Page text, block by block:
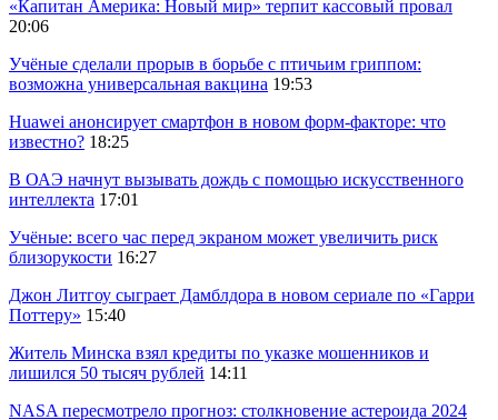
«Капитан Америка: Новый мир» терпит кассовый провал
20:06
Учёные сделали прорыв в борьбе с птичьим гриппом:
возможна универсальная вакцина 19:53
Huawei анонсирует смартфон в новом форм-факторе: что
известно? 18:25
В ОАЭ начнут вызывать дождь с помощью искусственного
интеллекта 17:01
Учёные: всего час перед экраном может увеличить риск
близорукости 16:27
Джон Литгоу сыграет Дамблдора в новом сериале по «Гарри
Поттеру» 15:40
Житель Минска взял кредиты по указке мошенников и
лишился 50 тысяч рублей 14:11
NASA пересмотрело прогноз: столкновение астероида 2024